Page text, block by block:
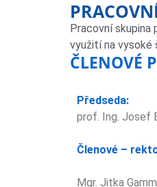
Pracovní
využití na vysoké
ČLENOVÉ
Předseda:
prof. Ing. Josef
Členové –
Mgr. Jitka